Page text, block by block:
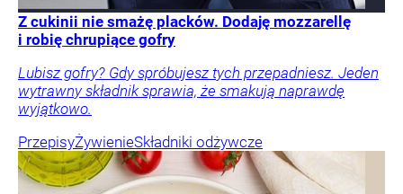
Z cukinii nie smażę placków. Dodaję mozzarellę
i robię chrupiące gofry
Lubisz gofry? Gdy spróbujesz tych przepadniesz. Jeden
wytrawny składnik sprawia, że smakują naprawdę
wyjątkowo.
PrzepisyŻywienieSkładniki odżywcze